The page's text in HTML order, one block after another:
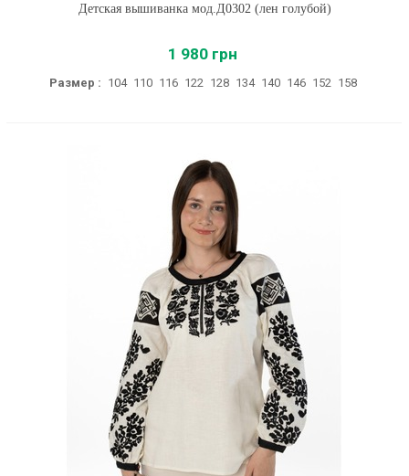
Детская вышиванка мод.Д0302 (лен голубой)
1 980 грн
Размер : 104 110 116 122 128 134 140 146 152 158